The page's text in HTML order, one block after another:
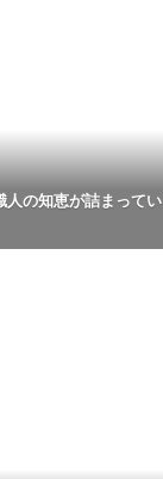
人の知恵が詰まってい